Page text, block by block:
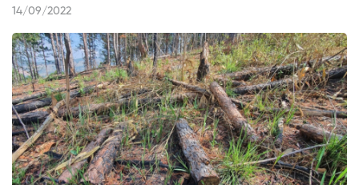
14/09/2022